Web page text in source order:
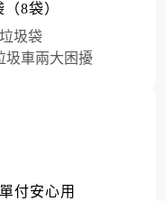
8袋）
圾袋
圾車兩大困擾
付安心用